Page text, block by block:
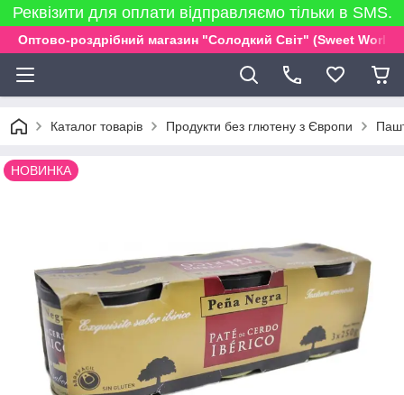
Реквізити для оплати відправляємо тільки в SMS.
Оптово-роздрібний магазин "Солодкий Світ" (Sweet World)
Каталог товарів Продукти без глютену з Європи
НОВИНКА